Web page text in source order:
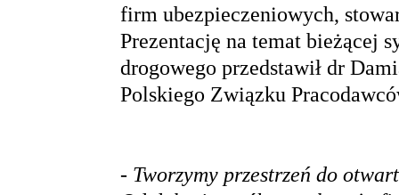
firm ubezpieczeniowych,
Prezentację na temat bieżącej
drogowego przedstawił dr
Polskiego Związku
- Tworzymy przestrzeń do